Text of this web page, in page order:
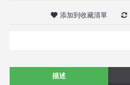
添加到收藏清單
描述